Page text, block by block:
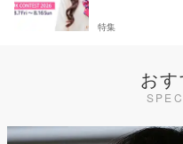
特集
お